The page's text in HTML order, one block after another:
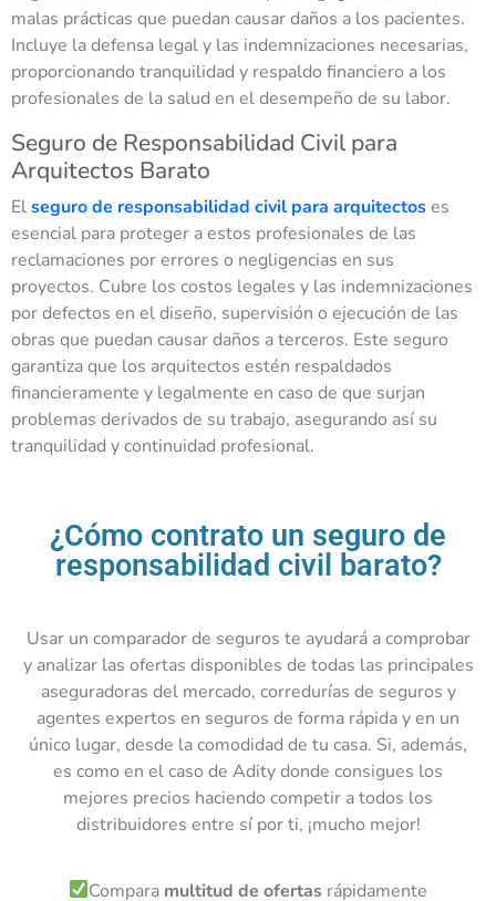
malas prácticas que puedan causar daños a los pacientes.
Incluye la defensa legal y las indemnizaciones necesarias,
proporcionando tranquilidad y respaldo financiero a los
profesionales de la salud en el desempeño de su labor.
Seguro de Responsabilidad Civil para
Arquitectos Barato
Elseguro de responsabilidad civil para arquitectoses
esencial para proteger a estos profesionales de las
reclamaciones por errores o negligencias en sus
proyectos. Cubre los costos legales y las indemnizaciones
por defectos en el diseño, supervisión o ejecución de las
obras que puedan causar daños a terceros. Este seguro
garantiza que los arquitectos estén respaldados
financieramente y legalmente en caso de que surjan
problemas derivados de su trabajo, asegurando así su
tranquilidad y continuidad profesional.
¿Cómo contrato un seguro de
responsabilidad civil barato?
Usar un comparador de seguros te ayudará a comprobar
y analizar las ofertas disponibles de todas las principales
aseguradoras del mercado, corredurías de seguros y
agentes expertos en seguros de forma rápida y en un
único lugar, desde la comodidad de tu casa. Si, además,
es como en el caso de Adity donde consigues los
mejores precios haciendo competir a todos los
distribuidores entre sí por ti, ¡mucho mejor!
Compara multitud de ofertas rápidamente